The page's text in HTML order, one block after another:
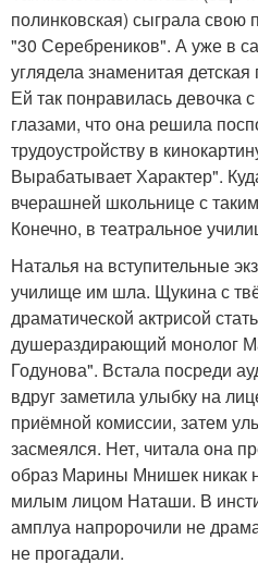
полинковская) сыграла свою
"30 Серебреников". А уже в
углядела знаменитая
Ей так понравилась девочка
глазами, что она решила
трудоустройству в
Вырабатывает Характер".
вчерашней школьнице с
Конечно, в театральное
Наталья на вступительные
училище им шла. Щукина с
драматической актрисой
душераздирающий монолог
Годунова". Встала посреди
вдруг заметила улыбку на
приёмной комиссии, затем
засмеялся. Нет, читала она
образ Марины Мнишек никак
милым лицом Наташи. В
амплуа напророчили не
не прогадали.